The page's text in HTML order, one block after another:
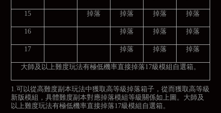
15 掉落 掉落 掉落 掉落
16 掉落 掉落 掉落
17 掉落 掉落 掉落
大師及以上難度玩法有極低機率直接掉落17級模組自選箱。
1.可以從高難度副本玩法中獲取高等級掉落箱子，從而獲取高等級
新版模組，具體難度副本對應掉落模組等級關係如上圖。大師及
以上難度玩法有極低機率直接掉落17級模組自選箱。